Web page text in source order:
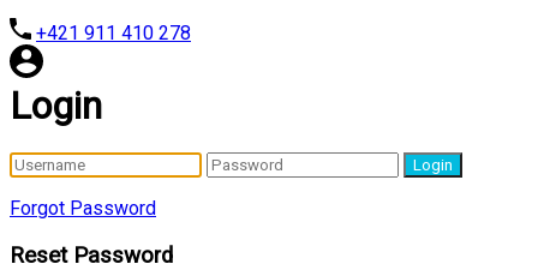
+421 911 410 278
Login
Login
Forgot Password
Reset Password